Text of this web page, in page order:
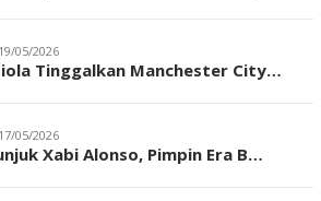
19/05/2026
Tinggalkan Manchester City…
17/05/2026
Xabi Alonso, Pimpin Era B…